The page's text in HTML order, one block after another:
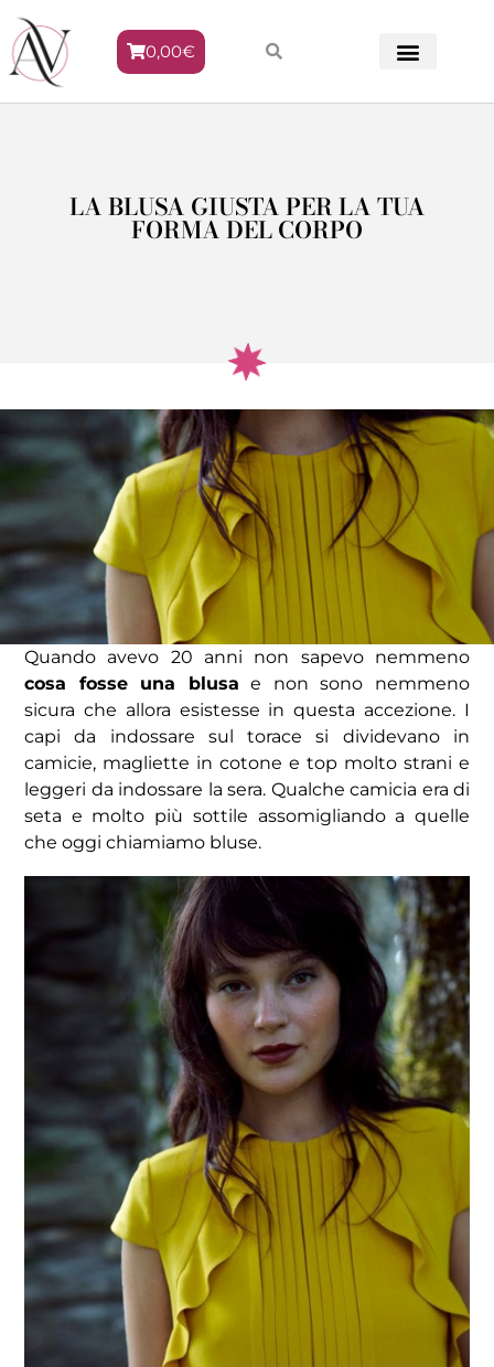
0,00€
LA BLUSA GIUSTA PER LA TUA
FORMA DEL CORPO
Quando avevo 20 anni non sapevo nemmeno
cosa fosse una blusa e non sono nemmeno
sicura che allora esistesse in questa accezione. I
capi da indossare sul torace si dividevano in
camicie, magliette in cotone e top molto strani e
leggeri da indossare la sera. Qualche camicia era di
seta e molto più sottile assomigliando a quelle
che oggi chiamiamo bluse.